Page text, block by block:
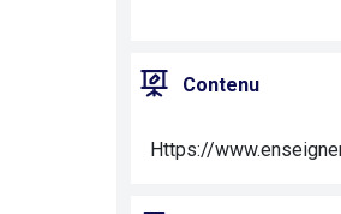
Contenu
Https://